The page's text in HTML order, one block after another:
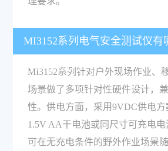
MI3152系列电气安全测试仪有
的硬件设计？
MI3152系列针对户外现场作业、
场景做了多项针对性硬件设计，
性。供电方面，采用9VDC供电方
1.5V AA干电池或同尺寸可充电
可在无充电条件的野外作业场景